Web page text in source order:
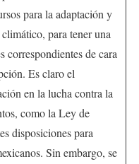
para la adaptación y
para tener una
correspondientes de cara
Es claro el
en la lucha contra la
como la Ley de
disposiciones para
Sin embargo, se